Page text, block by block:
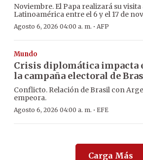
Noviembre. El Papa realizará su visita
Latinoamérica entre el 6 y el 17 de
Agosto 6, 2026 04:00 a. m. · AFP
Mundo
Crisis diplomática impacta
la campaña electoral de
Conflicto. Relación de Brasil con
empeora.
Agosto 6, 2026 04:00 a. m. · EFE
Carga Más